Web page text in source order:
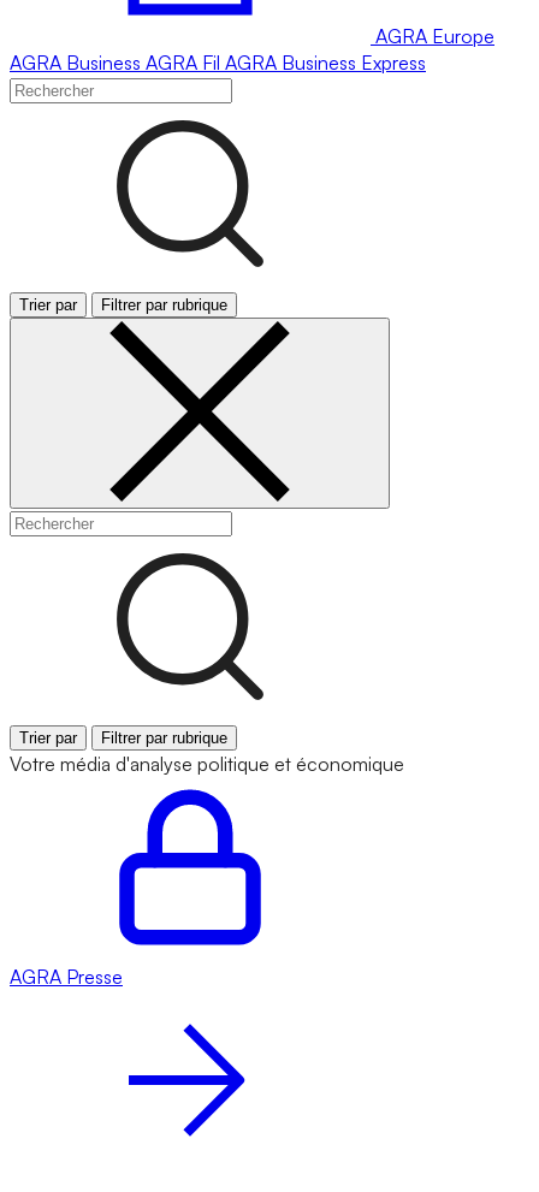
AGRA Europe
AGRA Business AGRA Fil AGRA Business Express
Trier par Filtrer par rubrique
Trier par Filtrer par rubrique
Votre média d'analyse politique et économique
AGRA Presse